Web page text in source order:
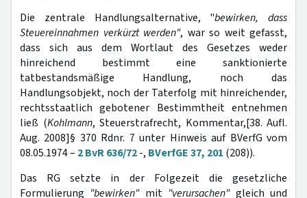
Die zentrale Handlungsalternative, "bewirken, dass
Steuereinnahmen verkürzt werden", war so weit gefasst,
dass sich aus dem Wortlaut des Gesetzes weder
hinreichend bestimmt eine sanktionierte
tatbestandsmäßige Handlung, noch das
Handlungsobjekt, noch der Taterfolg mit hinreichender,
rechtsstaatlich gebotener Bestimmtheit entnehmen
ließ (Kohlmann, Steuerstrafrecht, Kommentar,[38. Aufl.
Aug. 2008]§ 370 Rdnr. 7 unter Hinweis auf BVerfG vom
08.05.1974 – 2 BvR 636/72-, BVerfGE 37, 201 (208)).
Das RG setzte in der Folgezeit die gesetzliche
Formulierung "bewirken"mit"verursachen"gleich und